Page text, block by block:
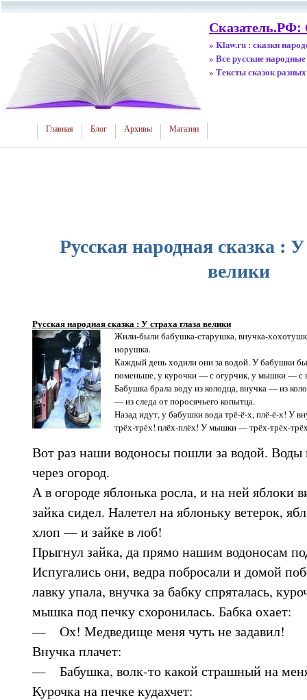
Сказатель.РФ:
» Klaw.ru : сказки
» Все русские народные
» Тексты сказок
Главная Блог Архивы Магазин
Русская народная сказка :
велики
Русская народная сказка : У страха глаза велики
Жили-были бабушка-старушка, внучка-
норушка.
Каждый день ходили они за водой. У бабушки
поменьше, у курочки — с огурчик, у мышки — с
Бабушка брала воду из колодца, внучка — из
— из следа от поросячьего копытца.
Назад идут, у бабушки вода трё-ё-х, плё-ё-х! У
трёх-трёх! плёх-плёх! У мышки — трёх-трёх-
Вот раз наши водоносы пошли за водой. Воды
через огород.
А в огороде яблонька росла, и на ней яблоки
зайка сидел. Налетел на яблоньку ветерок,
хлоп — и зайке в лоб!
Прыгнул зайка, да прямо нашим водоносам
Испугались они, ведра побросали и домой
лавку упала, внучка за бабку спряталась,
мышка под печку схоронилась. Бабка охает:
— Ох! Медведище меня чуть не задавил!
Внучка плачет:
— Бабушка, волк-то какой страшный на
Курочка на печке кудахчет: